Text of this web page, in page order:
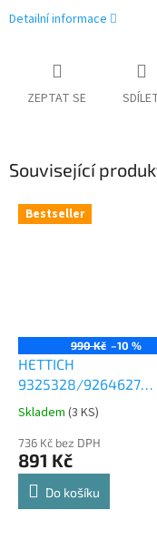
Detailní informace
ZEPTAT SE
Související
Bestseller
990 Kč –10 %
HETTICH
9325328/9264627
Comfort Spin 360°
police 8kg
Průměrné
produktu
je
4,8
Skladem (3 KS)
736 Kč bez DPH
891 Kč
Do košíku